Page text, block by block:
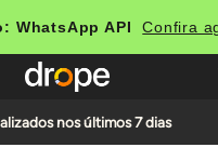
WhatsApp API Confira
nos últimos 7 dias